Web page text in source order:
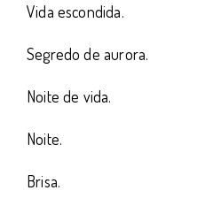
Vida escondida.
Segredo de aurora.
Noite de vida.
Noite.
Brisa.